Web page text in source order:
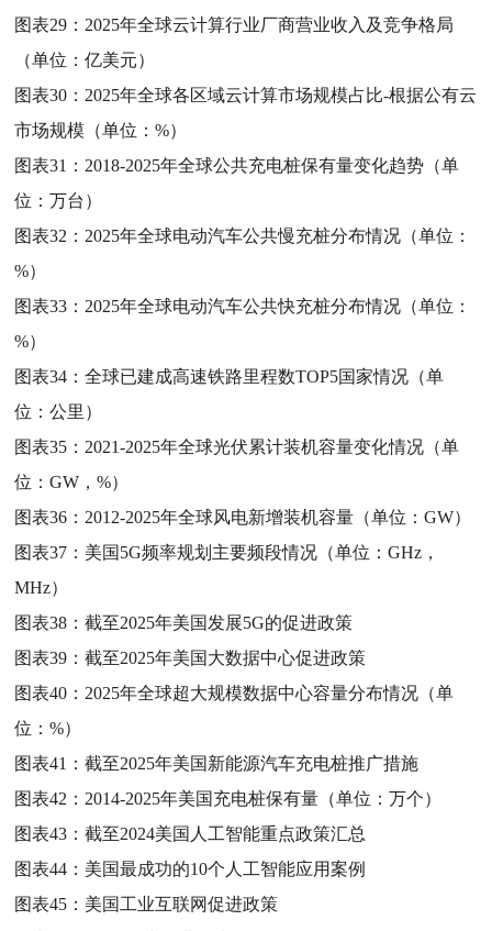
图表29： 2025年全球云计算行业厂商营业收入及竞争格局
（单位：亿美元）
图表30： 2025年全球各区域云计算市场规模占比-根据公有云
市场规模（单位：%）
图表31： 2018-2025年全球公共充电桩保有量变化趋势（单
位：万台）
图表32： 2025年全球电动汽车公共慢充桩分布情况（单位：
%）
图表33： 2025年全球电动汽车公共快充桩分布情况（单位：
%）
图表34：全球已建成高速铁路里程数TOP5国家情况（单
位：公里）
图表35： 2021-2025年全球光伏累计装机容量变化情况（单
位：GW，%）
图表36： 2012-2025年全球风电新增装机容量（单位：GW）
图表37： 美国5G频率规划主要频段情况（单位：GHz，
MHz）
图表38：截至2025年美国发展5G的促进政策
图表39：截至2025年美国大数据中心促进政策
图表40： 2025年全球超大规模数据中心容量分布情况（单
位：%）
图表41：截至2025年美国新能源汽车充电桩推广措施
图表42： 2014-2025年美国充电桩保有量（单位：万个）
图表43：截至2024美国人工智能重点政策汇总
图表44： 美国最成功的10个人工智能应用案例
图表45： 美国工业互联网促进政策